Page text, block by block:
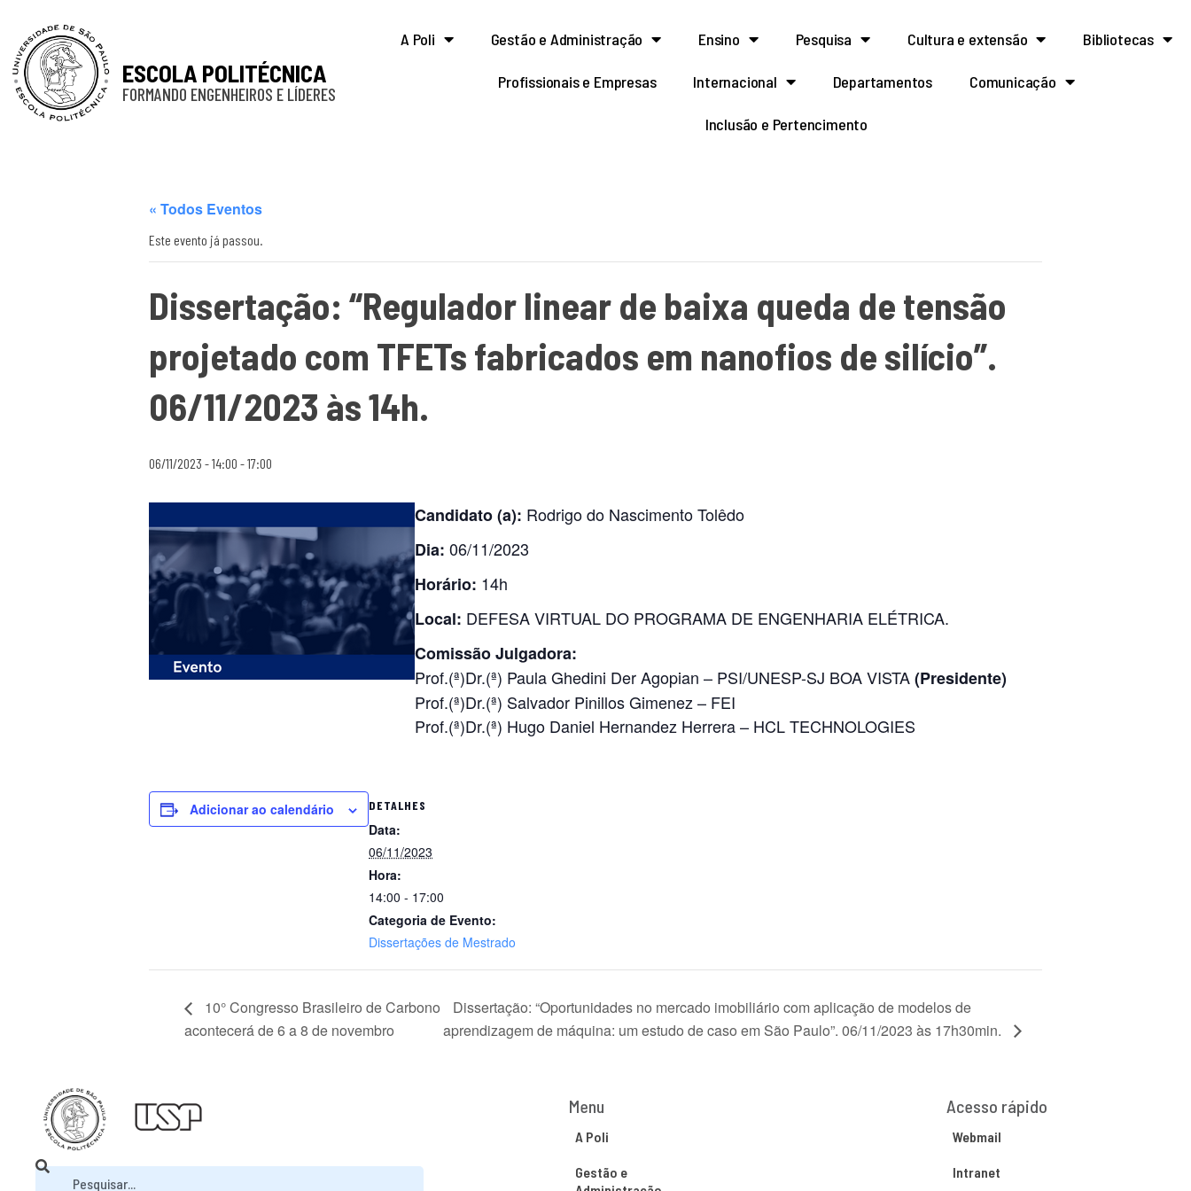
ESCOLA POLITÉCNICA
FORMANDO ENGENHEIROS E LÍDERES
A Poli Gestão e Administração Ensino Pesquisa Cultura e extensão Bibliotecas
Profissionais e Empresas Internacional Departamentos Comunicação
Inclusão e Pertencimento
« Todos Eventos
Este evento já passou.
Dissertação: “Regulador linear de baixa queda de tensão
projetado com TFETs fabricados em nanofios de silício”.
06/11/2023 às 14h.
06/11/2023 - 14:00 -17:00
Candidato (a): Rodrigo do Nascimento Tolêdo
Dia: 06/11/2023
Horário: 14h
Local: DEFESA VIRTUAL DO PROGRAMA DE ENGENHARIA ELÉTRICA.
Comissão Julgadora:
Prof.(ª)Dr.(ª) Paula Ghedini Der Agopian – PSI/UNESP-SJ BOA VISTA(Presidente)
Prof.(ª)Dr.(ª) Salvador Pinillos Gimenez – FEI
Prof.(ª)Dr.(ª) Hugo Daniel Hernandez Herrera – HCL TECHNOLOGIES
Adicionar ao calendário DETALHES
Data:
06/11/2023
Hora:
14:00 - 17:00
Categoria de Evento:
Dissertações de Mestrado
10° Congresso Brasileiro de Carbono
acontecerá de 6 a 8 de novembro
Dissertação: “Oportunidades no mercado imobiliário com aplicação de modelos de
aprendizagem de máquina: um estudo de caso em São Paulo”. 06/11/2023 às 17h30min.
Menu
A Poli
Gestão e
Acesso rápido
Webmail
Intranet